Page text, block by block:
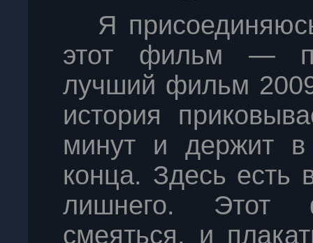
Я
этот фильм —
лучший фильм
история
минут и держит
конца. Здесь есть
лишнего. Этот
смеяться, и